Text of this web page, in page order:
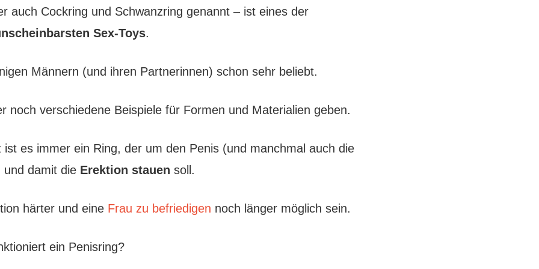
auch Cockring und Schwanzring genannt – ist eines der
Sex-Toys.
Männern (und ihren Partnerinnen) schon sehr beliebt.
noch verschiedene Beispiele für Formen und Materialien geben.
es immer ein Ring, der um den Penis (und manchmal auch die
und damit die Erektion stauen soll.
härter und eine Frau zu befriedigen noch länger möglich sein.
ein Penisring?